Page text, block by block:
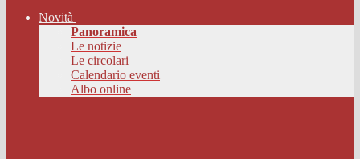
Novità
Panoramica
Le notizie
Le circolari
Calendario eventi
Albo online